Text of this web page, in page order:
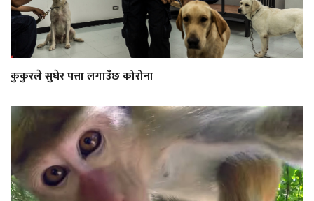
कुकुरले सुघेर पत्ता लगाउँछ कोरोना